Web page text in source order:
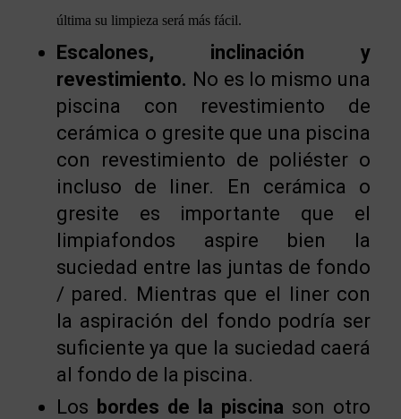
última su limpieza será más fácil.
Escalones, inclinación y
revestimiento. No es lo mismo una
piscina con revestimiento de
cerámica o gresite que una piscina
con revestimiento de poliéster o
incluso de liner. En cerámica o
gresite es importante que el
limpiafondos aspire bien la
suciedad entre las juntas de fondo
/ pared. Mientras que el liner con
la aspiración del fondo podría ser
suficiente ya que la suciedad caerá
al fondo de la piscina.
Los bordes de la piscina son otro